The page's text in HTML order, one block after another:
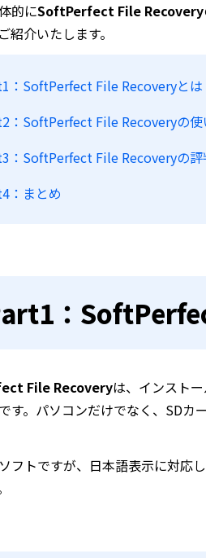
的にSoftPerfect File Recovery
紹介いたします。
：SoftPerfect File Recoveryとは
：SoftPerfect File Recoveryの使
：SoftPerfect File Recoveryの評
：まとめ
：
File Recoveryは、インスト
す。パソコンだけでなく、SD
フトですが、日本語表示に対応